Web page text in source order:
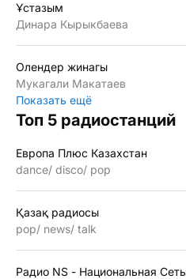
Ұстазым
Динара Кырыкбаева
Олендер жинагы
Мукагали Макатаев
Показать ещё
Топ 5 радиостанций
Европа Плюс Казахстан
dance disco pop
Қазақ радиосы
pop
news talk
Радио NS - Национальная Сеть